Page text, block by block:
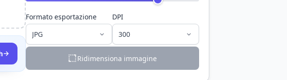
→
Formato esportazione DPI
Ridimensiona immagine